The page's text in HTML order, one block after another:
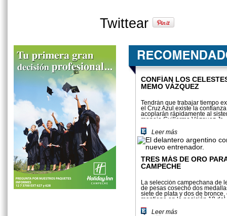
Twittear
CONFÍAN LOS
MEMO VÁZQUEZ
Tendrán que trabajar tiempo
el Cruz Azul existe la
acoplarán rápidamente al
maneja Guillermo Vázquez Jr.
Leer más
TRES MÁS DE ORO
CAMPECHE
La selección campechana de
de pesas cosechó dos
siete de plata y dos de bronce,
mantiene en la posición 18
Leer más